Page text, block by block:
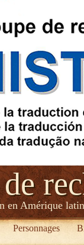
en Amérique
Personnages